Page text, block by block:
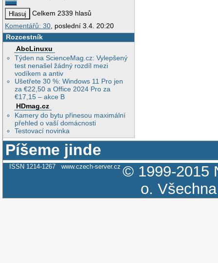
Celkem 2339 hlasů
Komentářů: 30 , poslední 3.4. 20:20
Rozcestník
AbcLinuxu
Týden na ScienceMag.cz: Vylepšený
test nenašel žádný rozdíl mezi
vodíkem a antiv
Ušetřete 30 %: Windows 11 Pro jen
za €22,50 a Office 2024 Pro za
€17,15 – akce B
HDmag.cz
Kamery do bytu přinesou maximální
přehled o vaší domácnosti
Testovací novinka
Píšeme jinde
ISSN 1214-1267 www.czech-server.cz © 1999-2015
o.